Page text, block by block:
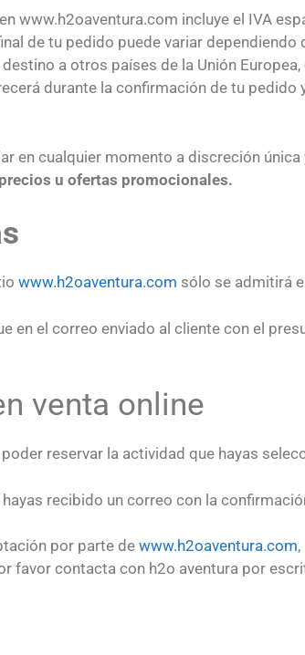
www.h2oaventura.com incluye el IVA
de tu pedido puede variar
a otros países de la Unión
durante la confirmación de tu
en cualquier momento a discreción
u ofertas promocionales.
www.h2oaventura.com sólo se admitirá
en el correo enviado al cliente con el
venta online
reservar la actividad que hayas
recibido un correo con la
por parte de www.h2oaventura.com
favor contacta con h2o aventura por